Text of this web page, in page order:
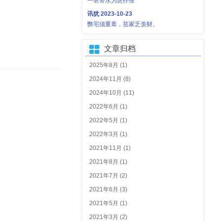
讯犹2023-10-23
弊宅须重葺，贫家乏羡财。
文章归档
2025年8月 (1)
2024年11月 (8)
2024年10月 (11)
2022年6月 (1)
2022年5月 (1)
2022年3月 (1)
2021年11月 (1)
2021年8月 (1)
2021年7月 (2)
2021年6月 (3)
2021年5月 (1)
2021年3月 (2)